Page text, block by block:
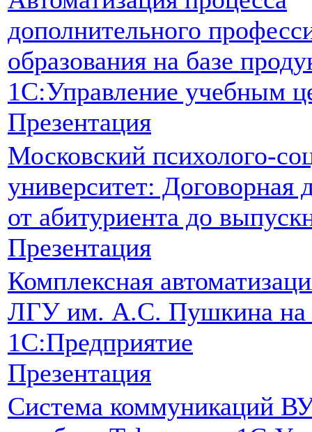
дополнительного
образования на базе
1С:Управление учебным
Презентация
Московский психолого-
университет: Договорная
от абитуриента до
Презентация
Комплексная
ЛГУ им. А.С. Пушкина на
1С:Предприятие
Презентация
Система коммуникаций